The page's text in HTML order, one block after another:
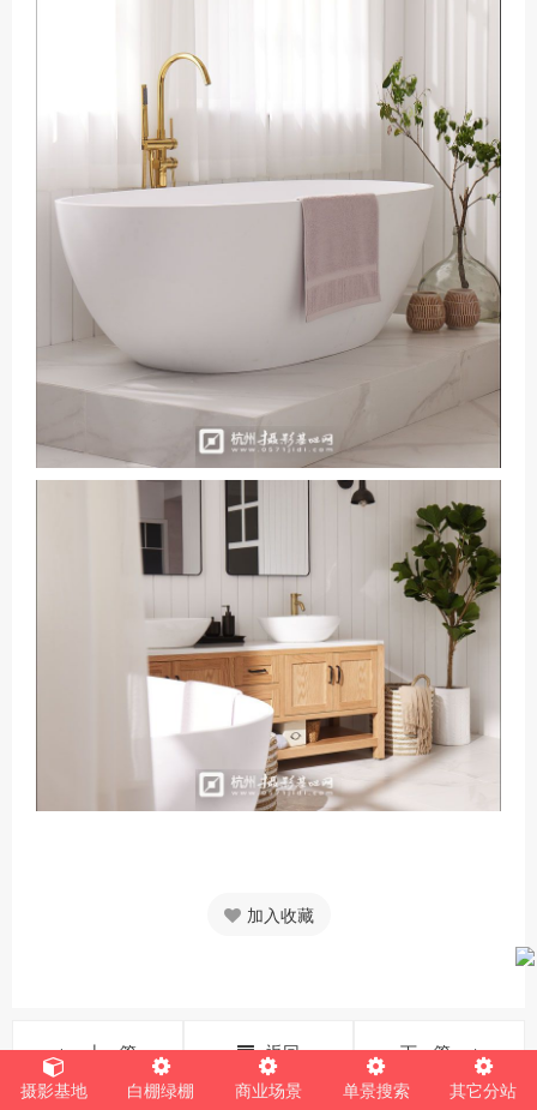
加入收藏
上一篇 返回
下一篇
摄影基地
白棚绿棚 商业场景 单景搜索 其它分站